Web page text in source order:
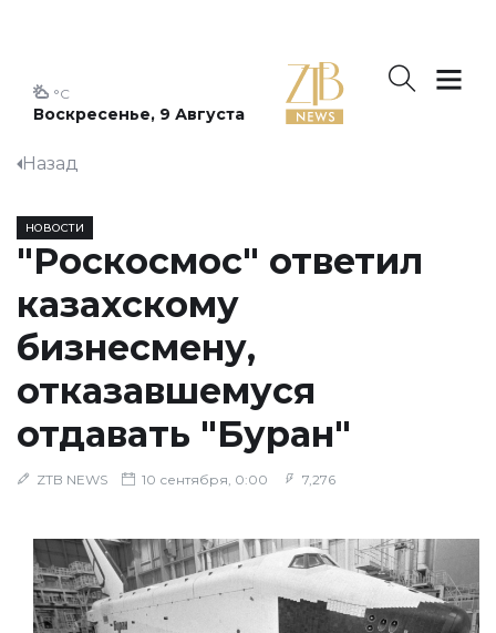
Воскресенье, 9 Августа
°C
Назад
НОВОСТИ
"Роскосмос" ответил
казахскому
бизнесмену,
отказавшемуся
отдавать "Буран"
ZTB NEWS 10 сентября, 0:00 7,276